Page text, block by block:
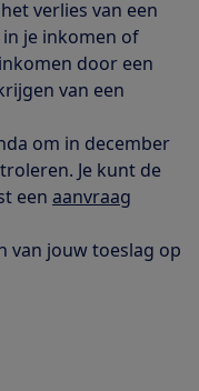
verlies van een
je inkomen of
door een
van een
om in december
Je kunt de
een aanvraag
van jouw toeslag op